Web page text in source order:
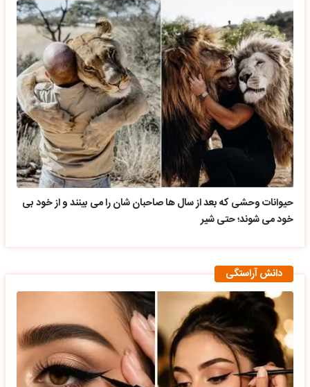
حیوانات وحشی که بعد از سال ها صاحبان شان را می بینند و از خود بی
خود می شوند؛ حتی شیر
دانش آراستگی